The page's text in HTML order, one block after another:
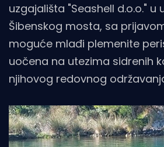
uzgajališta "Seashell d.o.o." u
Šibenskog mosta, sa
moguće mlađi plemenite
uočena na utezima sidrenih
njihovog redovnog